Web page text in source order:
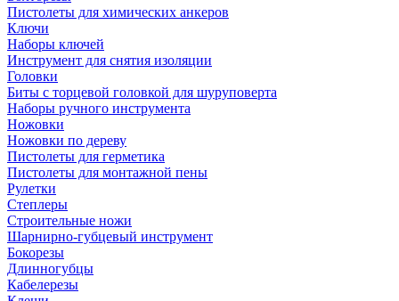
Пистолеты для химических анкеров
Ключи
Наборы ключей
Инструмент для снятия изоляции
Головки
Биты с торцевой головкой для шуруповерта
Наборы ручного инструмента
Ножовки
Ножовки по дереву
Пистолеты для герметика
Пистолеты для монтажной пены
Рулетки
Степлеры
Строительные ножи
Шарнирно-губцевый инструмент
Бокорезы
Длинногубцы
Кабелерезы